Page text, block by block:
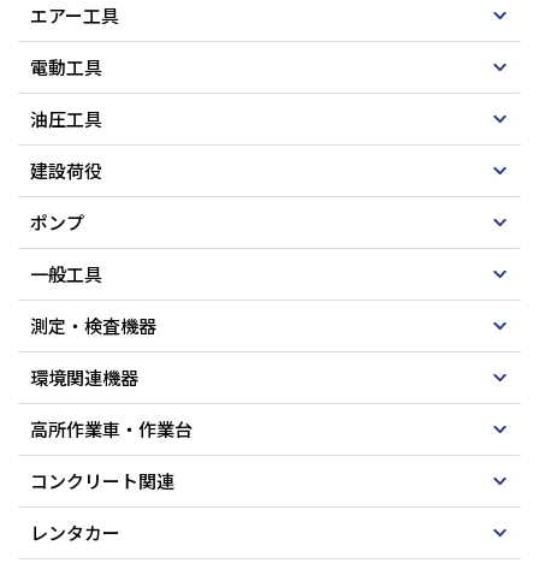
エアー工具
電動工具
油圧工具
建設荷役
ポンプ
一般工具
測定・検査機器
環境関連機器
高所作業車・作業台
コンクリート関連
レンタカー